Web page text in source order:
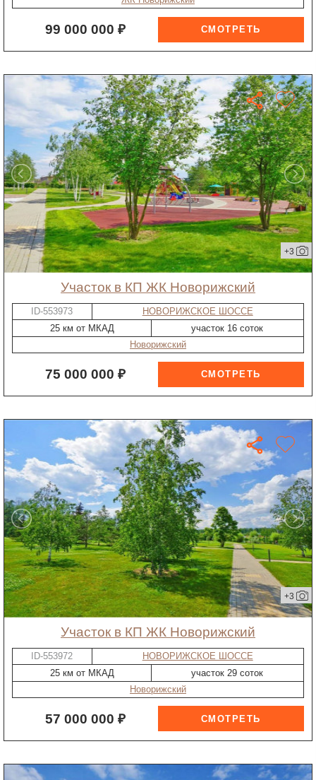
99 000 000 ₽
+3
участок в КП ЖК Новорижский
ID-553973
НОВОРИЖСКОЕ ШОССЕ
25 км от МКАД
участок 16 соток
Новорижский
75 000 000 ₽
+3
участок в КП ЖК Новорижский
ID-553972
НОВОРИЖСКОЕ ШОССЕ
25 км от МКАД
участок 29 соток
Новорижский
57 000 000 ₽